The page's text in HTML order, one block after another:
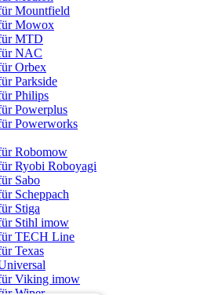
Mountfield
Mowox
MTD
NAC
Orbex
Parkside
Philips
Powerplus
Powerworks
Robomow
Ryobi Roboyagi
Sabo
Scheppach
Stiga
Stihl imow
TECH Line
Texas
Viking imow